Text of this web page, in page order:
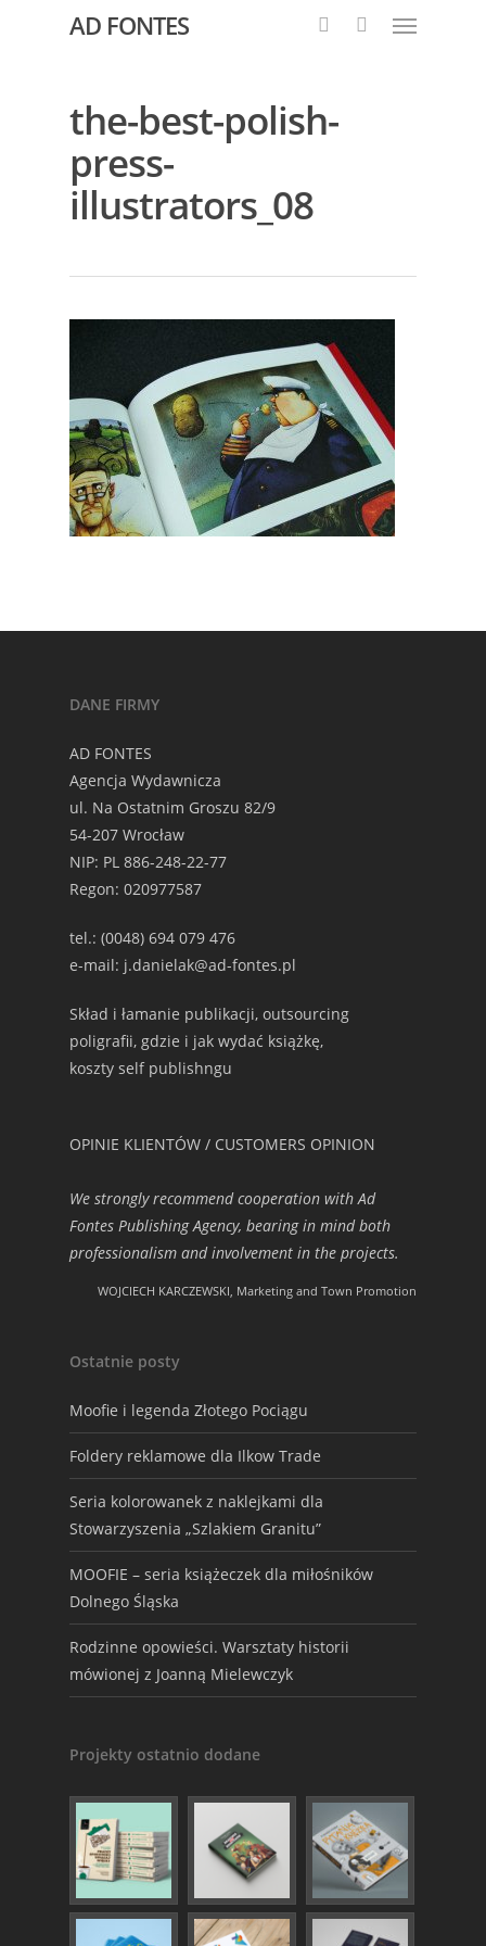
AD FONTES
the-best-polish-
press-
illustrators_08
DANE FIRMY
AD FONTES
Agencja Wydawnicza
ul. Na Ostatnim Groszu 82/9
54-207 Wrocław
NIP: PL 886-248-22-77
Regon: 020977587
tel.: (0048) 694 079 476
e-mail: j.danielak@ad-fontes.pl
Skład i łamanie publikacji, outsourcing
poligrafii, gdzie i jak wydać książkę,
koszty self publishngu
OPINIE KLIENTÓW / CUSTOMERS OPINION
We strongly recommend cooperation with Ad
Fontes Publishing Agency, bearing in mind both
professionalism and involvement in the projects.
WOJCIECH KARCZEWSKI, Marketing and Town Promotion
Ostatnie posty
Moofie i legenda Złotego Pociągu
Foldery reklamowe dla Ilkow Trade
Seria kolorowanek z naklejkami dla
Stowarzyszenia „Szlakiem Granitu”
MOOFIE – seria książeczek dla miłośników
Dolnego Śląska
Rodzinne opowieści. Warsztaty historii
mówionej z Joanną Mielewczyk
Projekty ostatnio dodane